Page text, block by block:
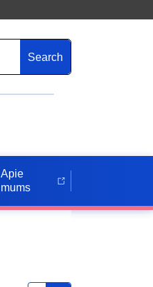
Search
Apie
mums